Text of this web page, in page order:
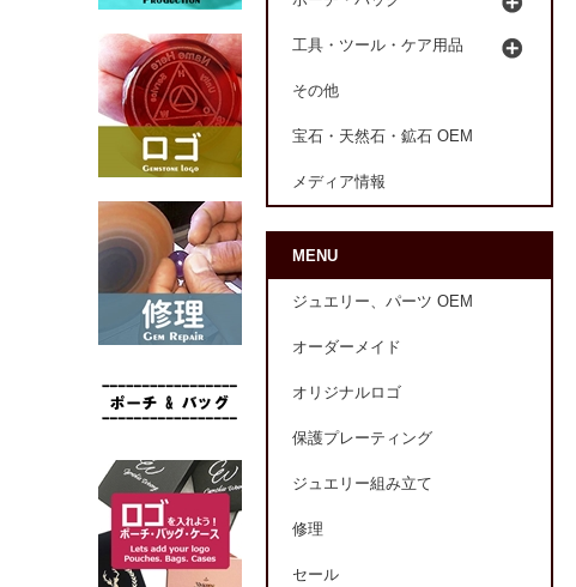
工具・ツール・ケア用品
その他
宝石・天然石・鉱石 OEM
メディア情報
MENU
ジュエリー、パーツ OEM
オーダーメイド
オリジナルロゴ
保護プレーティング
ジュエリー組み立て
修理
セール